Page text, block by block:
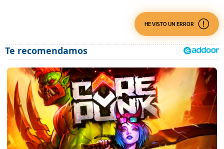
HE VISTO UN ERROR